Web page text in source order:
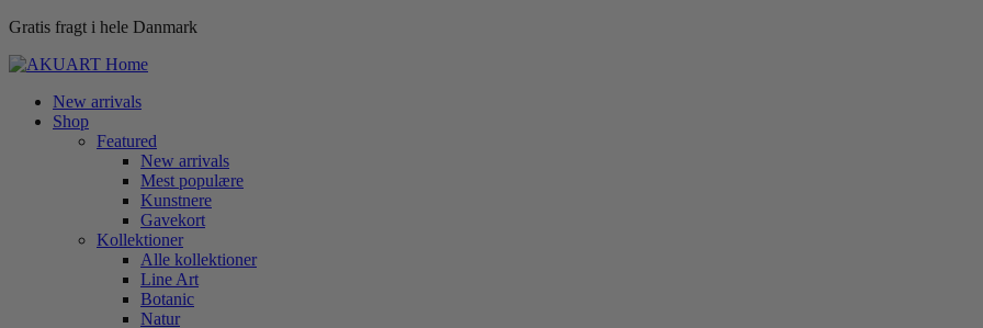
Gratis fragt i hele Danmark
New arrivals
Shop
Featured
New arrivals
Mest populære
Kunstnere
Gavekort
Kollektioner
Alle kollektioner
Line Art
Botanic
Natur